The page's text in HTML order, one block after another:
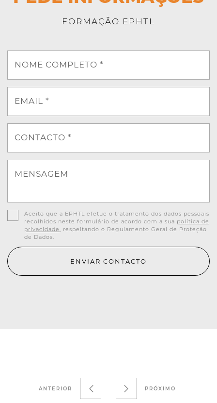
FORMAÇÃO EPHTL
NOME COMPLETO *
EMAIL *
CONTACTO *
MENSAGEM
Aceito que a EPHTL efetue o tratamento dos dados pessoais
recolhidos neste formulário de acordo com a sua política de
privacidade , respeitando o Regulamento Geral de Proteção
de Dados.
ENVIAR CONTACTO
ANTERIOR PRÓXIMO